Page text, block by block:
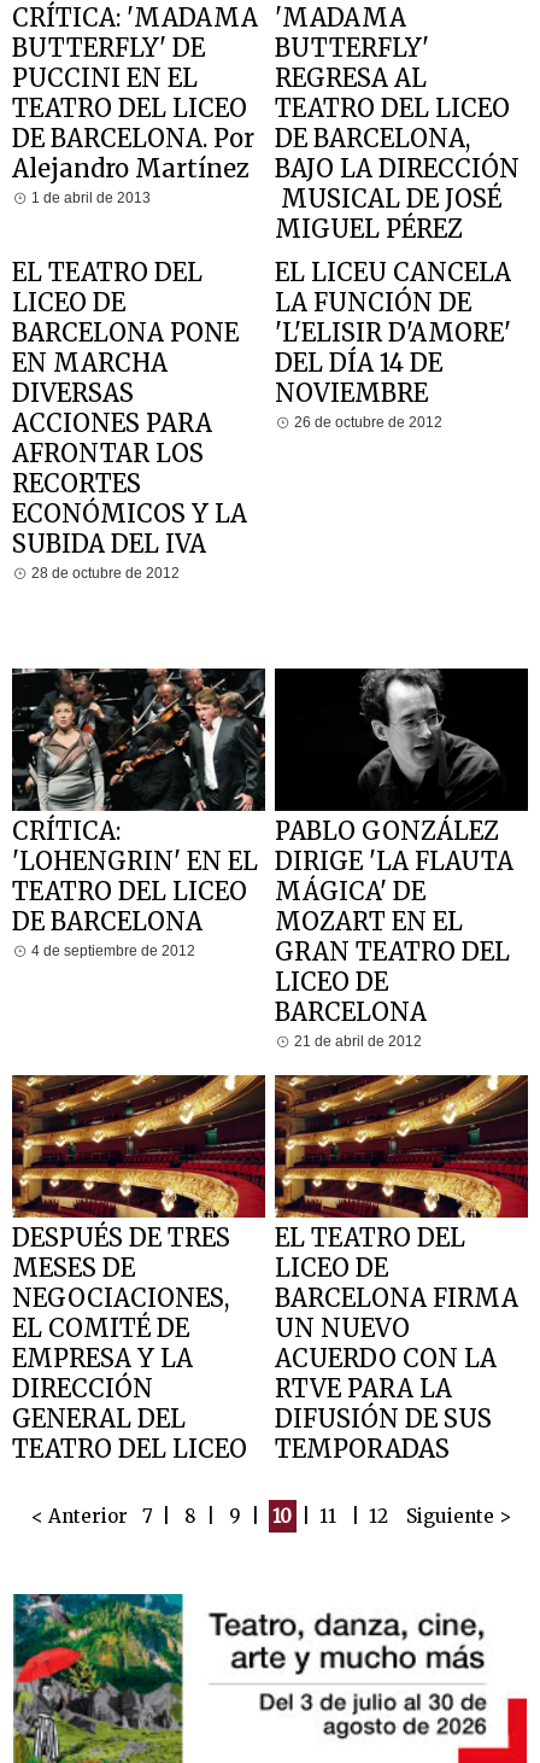
CRÍTICA: 'MADAMA
BUTTERFLY' DE
PUCCINI EN EL
TEATRO DEL LICEO
DE BARCELONA. Por
Alejandro Martínez
1 de abril de 2013
'MADAMA
BUTTERFLY'
REGRESA AL
TEATRO DEL LICEO
DE BARCELONA,
BAJO LA DIRECCIÓN
MUSICAL DE JOSÉ
MIGUEL PÉREZ
SIERRA
21 de marzo de 2013
EL TEATRO DEL
LICEO DE
BARCELONA PONE
EN MARCHA
DIVERSAS
ACCIONES PARA
AFRONTAR LOS
RECORTES
ECONÓMICOS Y LA
SUBIDA DEL IVA
28 de octubre de 2012
EL LICEU CANCELA
LA FUNCIÓN DE
'L'ELISIR D'AMORE'
DEL DÍA 14 DE
NOVIEMBRE
26 de octubre de 2012
CRÍTICA:
'LOHENGRIN' EN EL
TEATRO DEL LICEO
DE BARCELONA
4 de septiembre de 2012
PABLO GONZÁLEZ
DIRIGE 'LA FLAUTA
MÁGICA' DE
MOZART EN EL
GRAN TEATRO DEL
LICEO DE
BARCELONA
21 de abril de 2012
DESPUÉS DE TRES
MESES DE
NEGOCIACIONES,
EL COMITÉ DE
EMPRESA Y LA
DIRECCIÓN
GENERAL DEL
TEATRO DEL LICEO
LLEGAN A UN
LABORALES PARA
LA TEMPORADA
2011-12
3 de junio de 2011
EL TEATRO DEL
LICEO DE
BARCELONA FIRMA
UN NUEVO
ACUERDO CON LA
RTVE PARA LA
DIFUSIÓN DE SUS
TEMPORADAS
26 de mayo de 2011
< Anterior 7 8 9 10 11 12 Siguiente >